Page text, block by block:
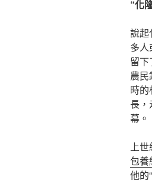
“化
說起
多人
留
農民
時
長，
幕。
上世
包養
他的